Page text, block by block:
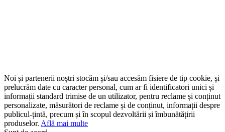
Noi și partenerii noștri stocăm și/sau accesăm fisiere de tip cookie, și
prelucrăm date cu caracter personal, cum ar fi identificatori unici și
informații standard trimise de un utilizator, pentru reclame și conținut
personalizate, măsurători de reclame și de conținut, informații despre
publicul-țintă, precum și în scopul dezvoltării și îmbunătățirii
produselor. Află mai multe